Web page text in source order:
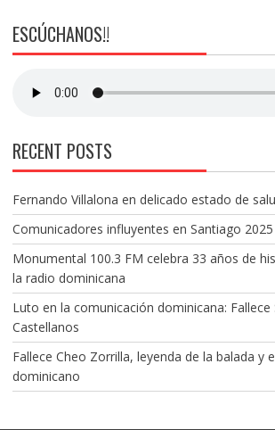
ESCÚCHANOS!!
RECENT POSTS
Fernando Villalona en delicado estado de
Comunicadores influyentes en Santiago 2025
Monumental 100.3 FM celebra 33 años de
la radio dominicana
Luto en la comunicación dominicana: Fallece
Castellanos
Fallece Cheo Zorrilla, leyenda de la balada y
dominicano